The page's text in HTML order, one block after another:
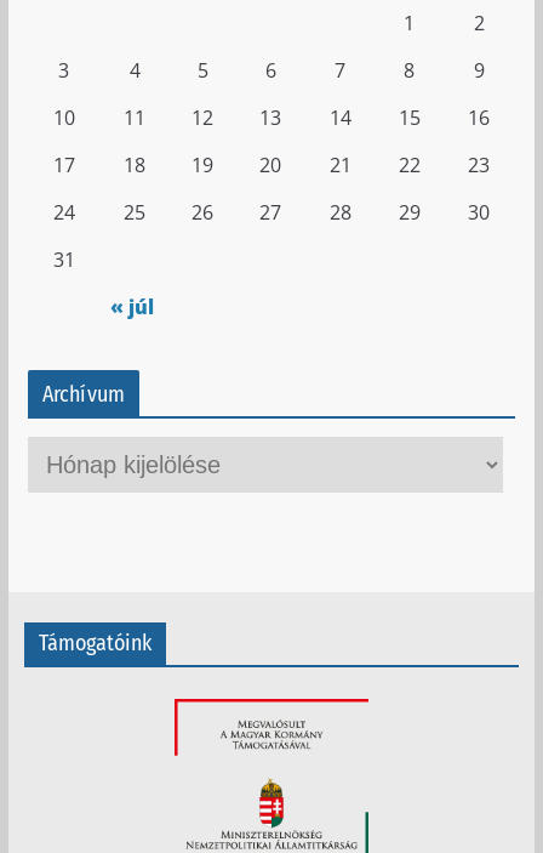
« júl
1
2
3
4 5 6 7 8
9
10
11 12 13 14 15
16
17
18 19 20 21 22
23
24
25 26 27 28 29
30
31
Archívum
r
Támogatóink